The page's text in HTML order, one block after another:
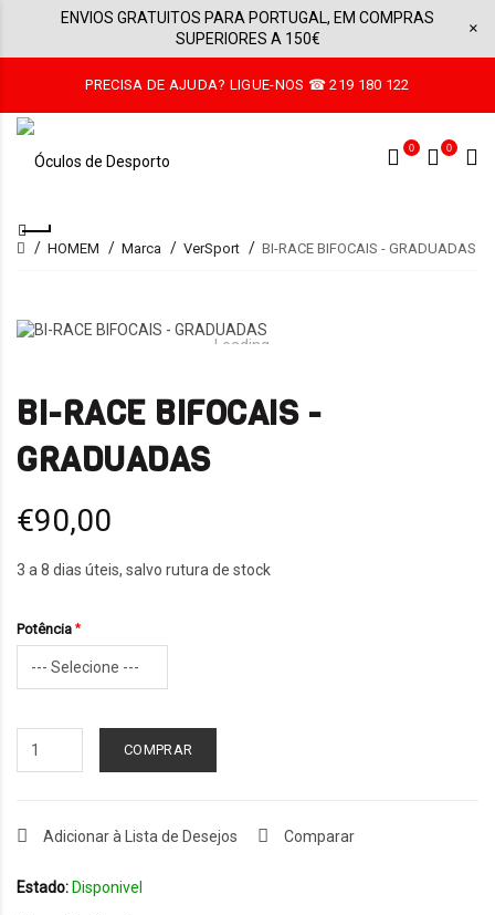
ENVIOS GRATUITOS PARA PORTUGAL, EM COMPRAS
SUPERIORES A 150€
×
PRECISA DE AJUDA? LIGUE-NOS ☎ 219 180 122
0 0
HOMEM Marca VerSport BI-RACE BIFOCAIS - GRADUADAS
Loading...
BI-RACE BIFOCAIS -
GRADUADAS
€90,00
3 a 8 dias úteis, salvo rutura de stock
Potência
COMPRAR
Adicionar à Lista de Desejos Comparar
Estado: Disponivel